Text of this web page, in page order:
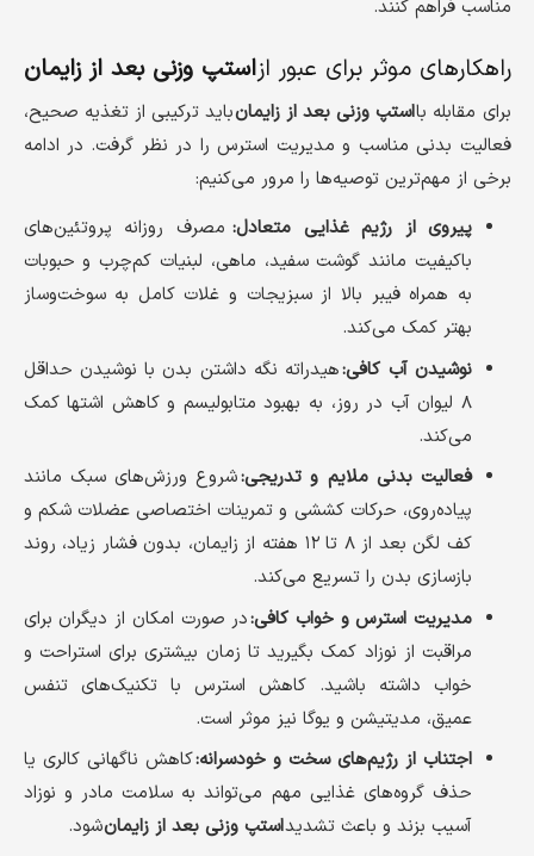
مناسب فراهم کنند.
راهکارهای موثر برای عبور ازاستپ وزنی بعد از زایمان
برای مقابله بااستپ وزنی بعد از زایمانباید ترکیبی از تغذیه صحیح،
فعالیت بدنی مناسب و مدیریت استرس را در نظر گرفت. در ادامه
برخی از مهم‌ترین توصیه‌ها را مرور می‌کنیم:
پیروی از رژیم غذایی متعادل: مصرف روزانه پروتئین‌های
باکیفیت مانند گوشت سفید، ماهی، لبنیات کم‌چرب و حبوبات
به همراه فیبر بالا از سبزیجات و غلات کامل به سوخت‌وساز
بهتر کمک می‌کند.
نوشیدن آب کافی:هیدراته نگه داشتن بدن با نوشیدن حداقل
۸ لیوان آب در روز، به بهبود متابولیسم و کاهش اشتها کمک
می‌کند.
فعالیت بدنی ملایم و تدریجی:شروع ورزش‌های سبک مانند
پیاده‌روی، حرکات کششی و تمرینات اختصاصی عضلات شکم و
کف لگن بعد از ۸ تا ۱۲ هفته از زایمان، بدون فشار زیاد، روند
بازسازی بدن را تسریع می‌کند.
مدیریت استرس و خواب کافی:در صورت امکان از دیگران برای
مراقبت از نوزاد کمک بگیرید تا زمان بیشتری برای استراحت و
خواب داشته باشید. کاهش استرس با تکنیک‌های تنفس
عمیق، مدیتیشن و یوگا نیز موثر است.
اجتناب از رژیم‌های سخت و خودسرانه:کاهش ناگهانی کالری یا
حذف گروه‌های غذایی مهم می‌تواند به سلامت مادر و نوزاد
آسیب بزند و باعث تشدیداستپ وزنی بعد از زایمانشود.